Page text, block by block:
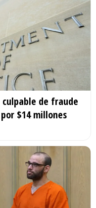
de fraude
$14 millones